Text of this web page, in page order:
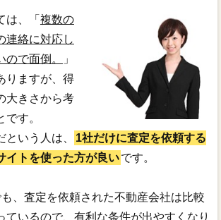
は、「 複数の
連絡に対応し
で面倒。
」
りますが、得
大きさから考
です。
という人は、
1社だけに査定を依頼する
イトを使った方が良いです。
、査定を依頼された不動産会社は比較
ているので、有利な条件が出やすくなり